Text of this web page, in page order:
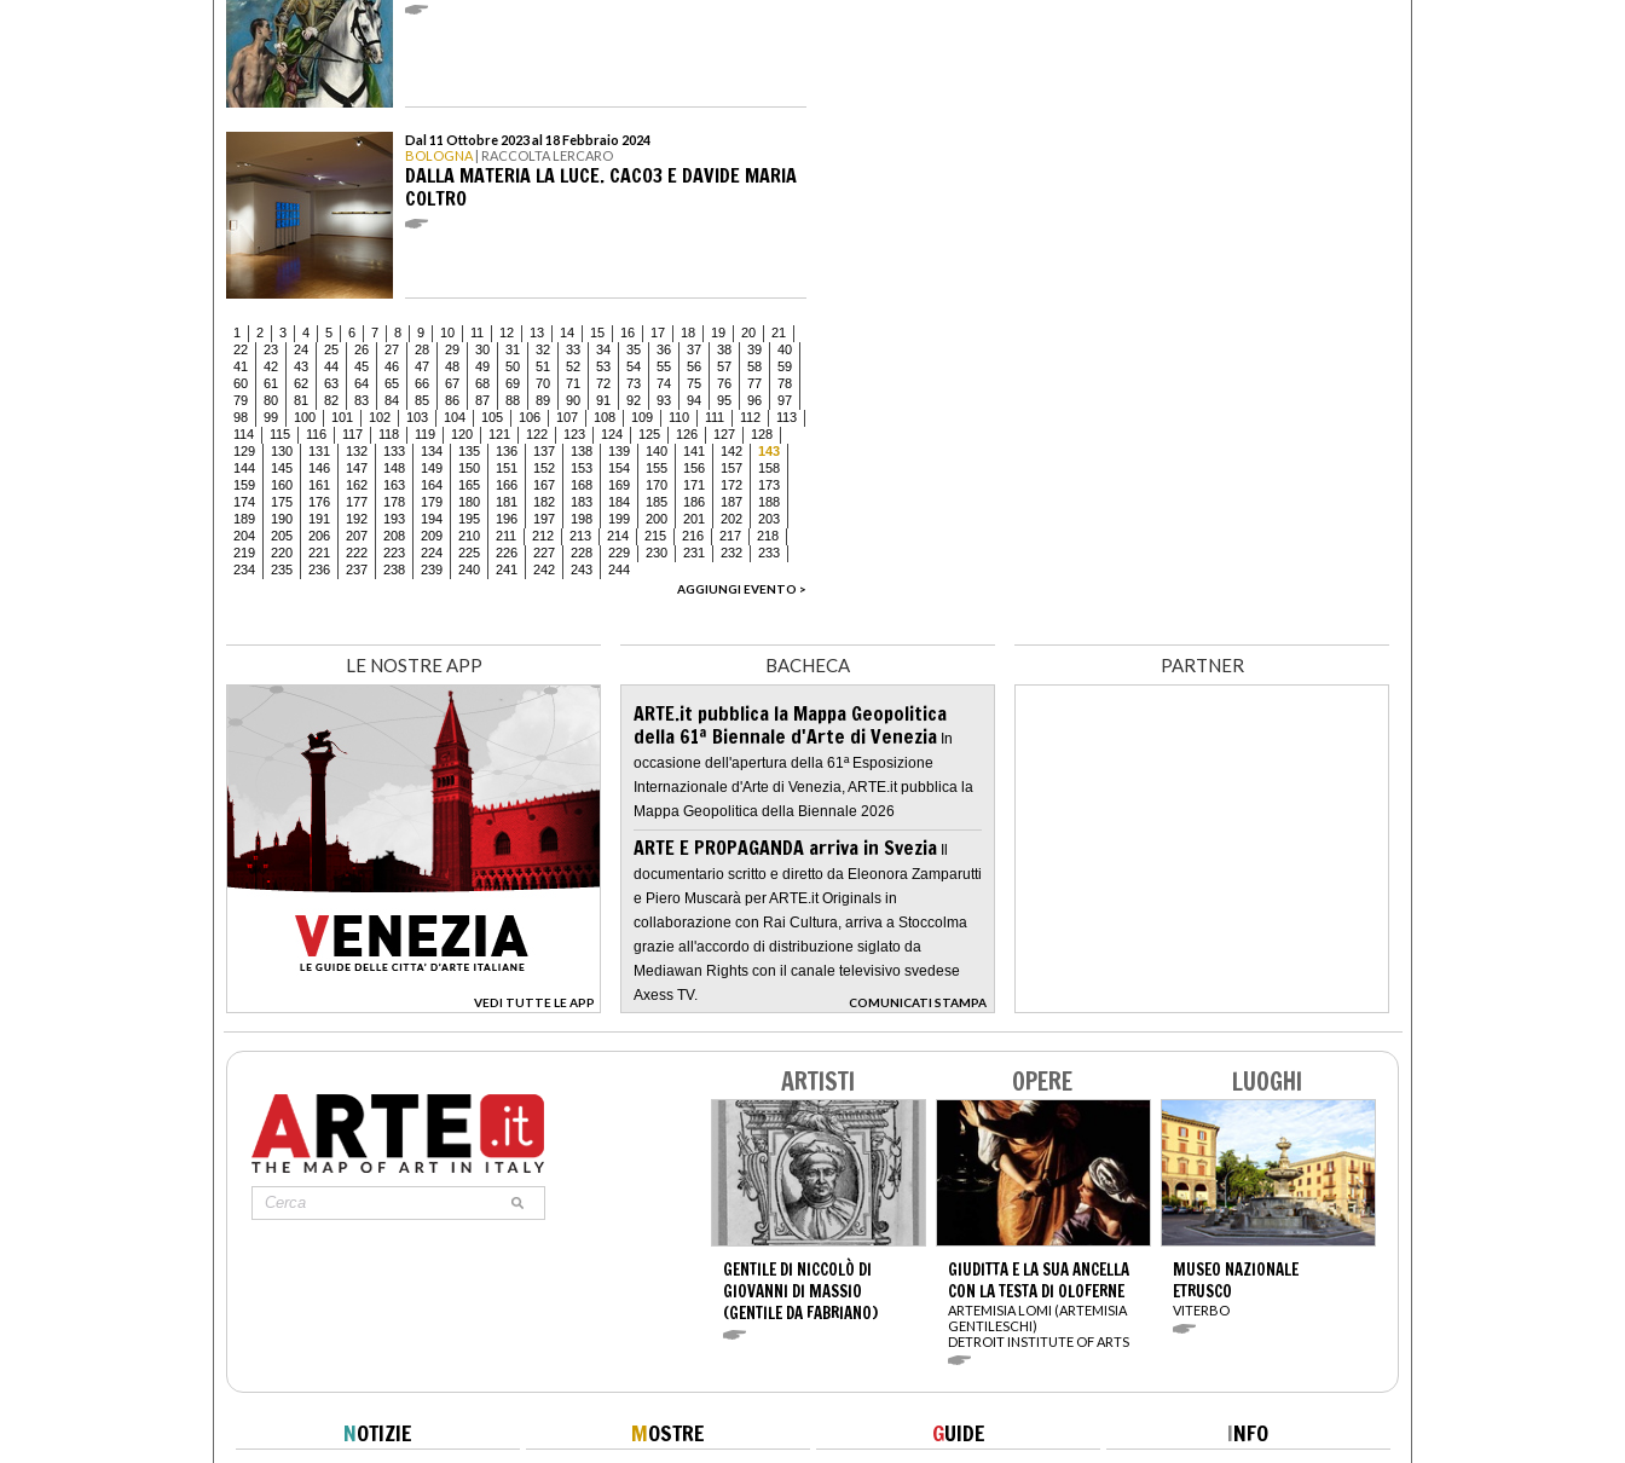
Dal 11 Ottobre 2023 al 18 Febbraio 2024
BOLOGNA | RACCOLTA LERCARO
DALLA MATERIA LA LUCE. CACO3 E DAVIDE MARIA
COLTRO
1 2 3 4 5 6 7 8 9 10 11 12 13 14 15 16 17 18 19 20
21
22
23 24 25 26 27 28 29 30 31 32 33 34 35 36 37 38 39
40
41
42 43 44 45 46 47 48 49 50 51 52 53 54 55 56 57 58
59
60
61 62 63 64 65 66 67 68 69 70 71 72 73 74 75 76 77
78
79
80 81 82 83 84 85 86 87 88 89 90 91 92 93 94 95 96
97
98
99 100 101 102 103 104 105 106 107 108 109 110 111 112
113
114
115 116 117 118 119 120 121 122 123 124 125 126 127
128
129
130 131 132 133 134 135 136 137 138 139 140 141 142
143
144
145 146 147 148 149 150 151 152 153 154 155 156 157
158
159
160 161 162 163 164 165 166 167 168 169 170 171 172
173
174
175 176 177 178 179 180 181 182 183 184 185 186 187
188
189
190 191 192 193 194 195 196 197 198 199 200 201 202
203
204
205 206 207 208 209 210 211 212 213 214 215 216 217
218
219
220 221 222 223 224 225 226 227 228 229 230 231 232
233
234
235 236 237 238 239 240 241 242 243
244
AGGIUNGI EVENTO >
LE NOSTRE APP
VEDI TUTTE LE APP
>
BACHECA
ARTE.it pubblica la Mappa Geopolitica
della 61ª Biennale d'Arte di Venezia In
occasione dell'apertura della 61ª Esposizione
Internazionale d'Arte di Venezia, ARTE.it pubblica la
Mappa Geopolitica della Biennale 2026
ARTE E PROPAGANDA arriva in Svezia Il
documentario scritto e diretto da Eleonora Zamparutti
e Piero Muscarà per ARTE.it Originals in
collaborazione con Rai Cultura, arriva a Stoccolma
grazie all'accordo di distribuzione siglato da
Mediawan Rights con il canale televisivo svedese
Axess TV.
COMUNICATI STAMPA
>
PARTNER
ARTISTI
GENTILE DI NICCOLÒ DI
GIOVANNI DI MASSIO
(GENTILE DA FABRIANO)
OPERE
GIUDITTA E LA SUA ANCELLA
CON LA TESTA DI OLOFERNE
ARTEMISIA LOMI (ARTEMISIA
GENTILESCHI)
DETROIT INSTITUTE OF ARTS
LUOGHI
MUSEO NAZIONALE
ETRUSCO
VITERBO
NOTIZIE MOSTRE GUIDE INFO